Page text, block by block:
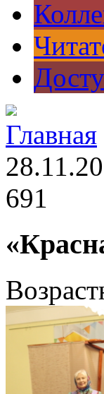
Главная
691